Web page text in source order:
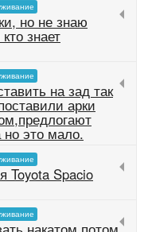
но не знаю
знает
на зад так
арки
но это мало.
Toyota Spacio